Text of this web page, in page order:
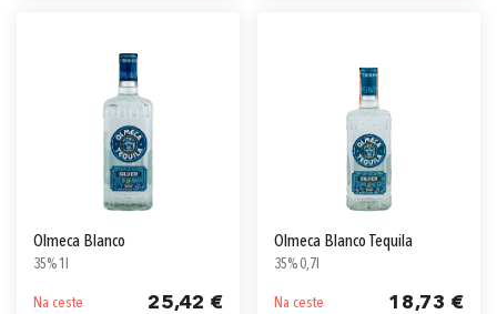
Olmeca Blanco
35% 1l
Na ceste 25,42 €
Olmeca Blanco Tequila
35% 0,7l
Na ceste 18,73 €